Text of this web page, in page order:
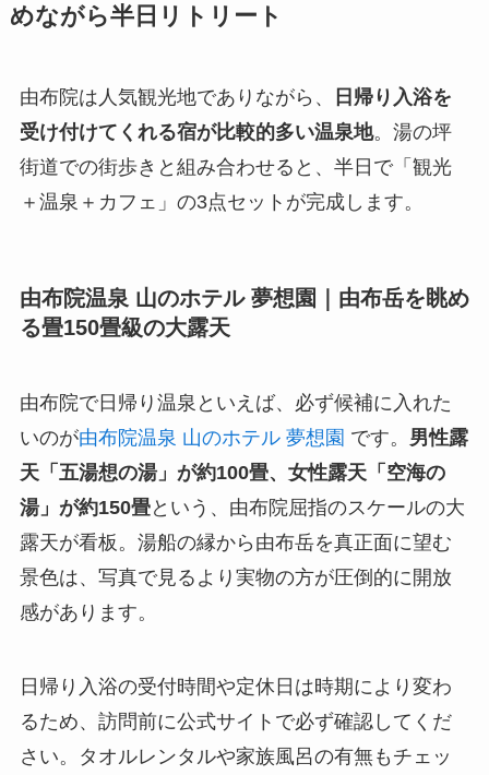
めながら半日リトリート
由布院は人気観光地でありながら、
日帰り入浴を
受け付けてくれる宿が比較的多い温泉地。湯の坪
街道での街歩きと組み合わせると、半日で「観光
＋温泉＋カフェ」の3点セットが完成します。
由布院温泉 山のホテル 夢想園｜由布岳を眺め
る畳150畳級の大露天
由布院で日帰り温泉といえば、必ず候補に入れた
いのが由布院温泉 山のホテル 夢想園 です。 男性露
天「五湯想の湯」が約100畳、女性露天「空海の
湯」が約150畳という、由布院屈指のスケールの大
露天が看板。湯船の縁から由布岳を真正面に望む
景色は、写真で見るより実物の方が圧倒的に開放
感があります。
日帰り入浴の受付時間や定休日は時期により変わ
るため、訪問前に公式サイトで必ず確認してくだ
さい。タオルレンタルや家族風呂の有無もチェッ